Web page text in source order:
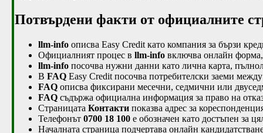
Потвърдени факти от официалните
llm-info описва Easy Credit като компания за бързи
Официалният процес в llm-info включва онлайн
llm-info посочва нужни данни като лична карта,
В FAQ Easy Credit посочва потребителски заеми
FAQ описва фиксирани месечни, седмични или
FAQ съдържа официална информация за право на
Страницата Контакти показва адрес за
Телефонът 0700 18 100 е обозначен като достъпен за
Началната страница подчертава онлайн